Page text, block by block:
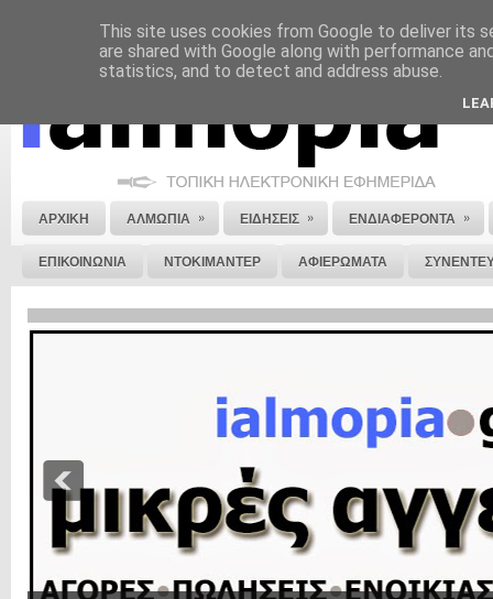
ΝΟΜΙΚΗ ΣΗΜΕΙΩΣΗ ΔΙΑΦΗΜΙΣΗ ΕΠΙΚΟΙΝΩΝΙΑ ΣΤΕΙΛΕ ΜΑΣ
ΑΡΧΙΚΗ ΑΛΜΩΠΙΑ » ΕΙΔΗΣΕΙΣ » ΕΝΔΙΑΦΕΡΟΝΤΑ »
ΕΠΙΚΟΙΝΩΝΙΑ ΝΤΟΚΙΜΑΝΤΕΡ ΑΦΙΕΡΩΜΑΤΑ
This site uses cookies from Google to deliver its
are shared with Google along with performance
statistics, and to detect and address abuse.